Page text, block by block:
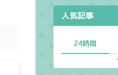
人気記事
24時間